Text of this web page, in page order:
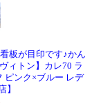
板が目印です♪かん
ィトン】カレ70 ラ
ンク×ブルー レデ
】